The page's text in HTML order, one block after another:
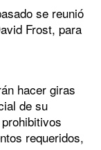
se reunió
Frost, para
hacer giras
de su
requeridos,